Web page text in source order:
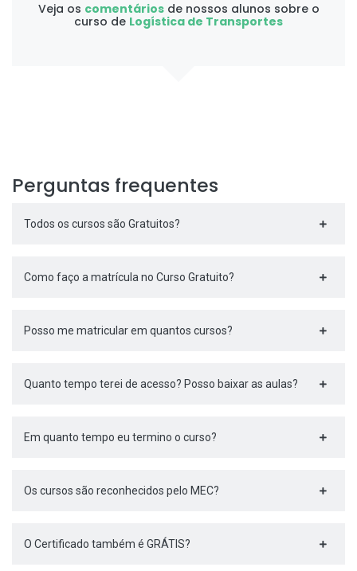
Veja os comentáriosde nossos alunos sobre o
curso de Logística de Transportes
Perguntas frequentes
Todos os cursos são Gratuitos?
Como faço a matrícula no Curso Gratuito?
Posso me matricular em quantos cursos?
Quanto tempo terei de acesso? Posso baixar as aulas?
Em quanto tempo eu termino o curso?
Os cursos são reconhecidos pelo MEC?
O Certificado também é GRÁTIS?